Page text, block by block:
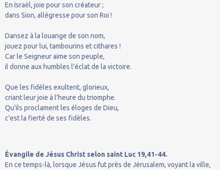
En Israël, joie pour son créateur ;
dans Sion, allégresse pour son Roi !
Dansez à la louange de son nom,
jouez pour lui, tambourins et cithares !
Car le Seigneur aime son peuple,
il donne aux humbles l'éclat de la victoire.
Que les fidèles exultent, glorieux,
criant leur joie à l'heure du triomphe.
Qu'ils proclament les éloges de Dieu,
c'est la fierté de ses fidèles.
Évangile de Jésus Christ selon saint Luc 19,41-44.
En ce temps-là, lorsque Jésus fut près de Jérusalem, voyant la ville,